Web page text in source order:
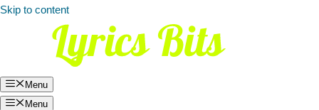
Skip to content
Menu
Menu